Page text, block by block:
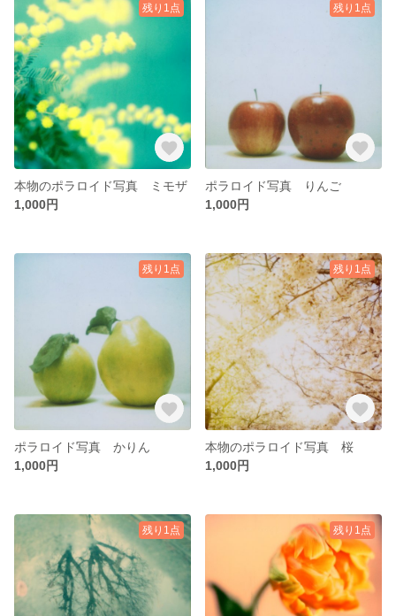
残り1点
本物のポラロイド写真 ミモザ
1,000円
残り1点
ポラロイド写真 りんご
1,000円
残り1点
ポラロイド写真 かりん
1,000円
残り1点
本物のポラロイド写真 桜
1,000円
残り1点 残り1点